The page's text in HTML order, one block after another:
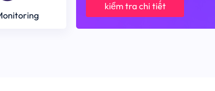
kiểm tra chi tiết